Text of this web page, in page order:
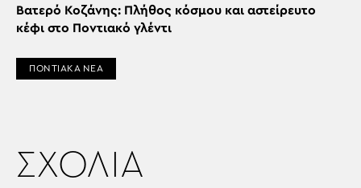
Βατερό Κοζάνης: Πλήθος κόσμου και αστείρευτο
κέφι στο Ποντιακό γλέντι
ΠΟΝΤΙΑΚΑ ΝΕΑ
ΣΧΟΛΙΑ